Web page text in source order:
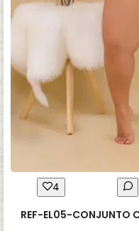
4
REF-EL05-CONJUNTO